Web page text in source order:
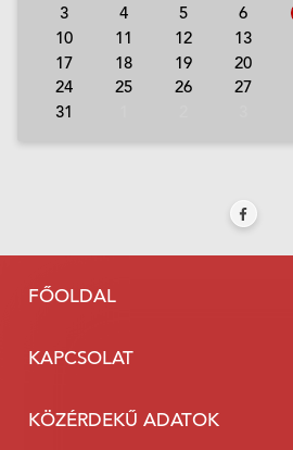
3
4 5 6
10
11 12 13
17
18 19 20
24
25 26 27
31
FŐOLDAL
KAPCSOLAT
KÖZÉRDEKŰ ADATOK